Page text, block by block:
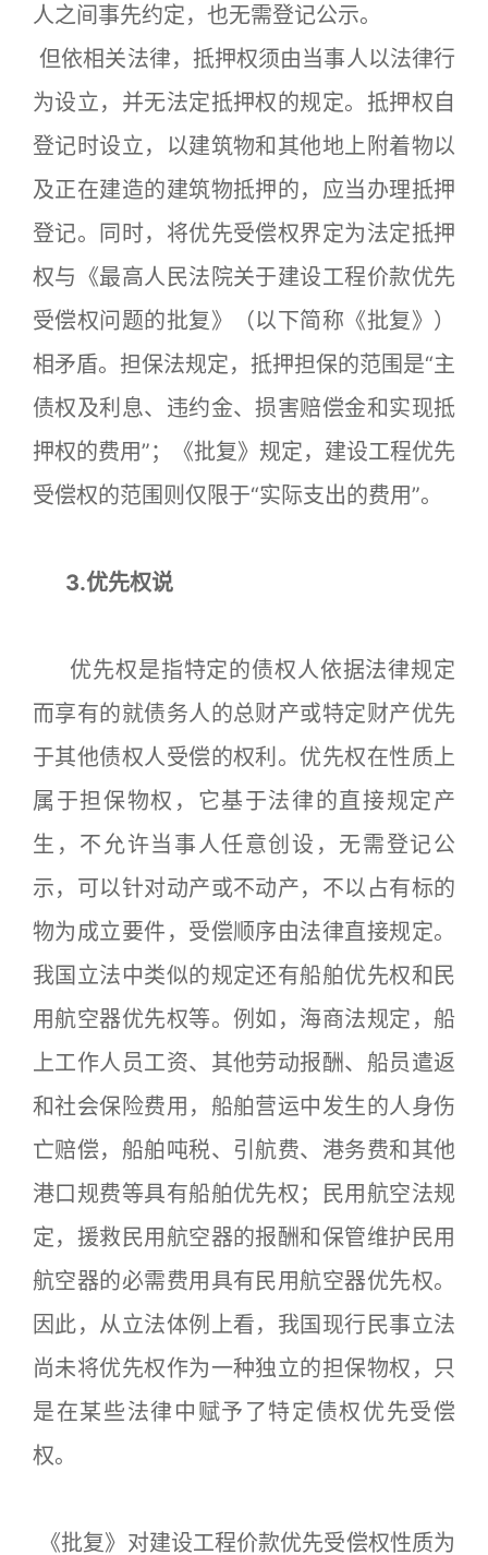
人之间事先约定，也无需登记公示。
但依相关法律，抵押权须由当事人以法律行
为设立，并无法定抵押权的规定。抵押权自
登记时设立，以建筑物和其他地上附着物以
及正在建造的建筑物抵押的，应当办理抵押
登记。同时，将优先受偿权界定为法定抵押
权与《最高人民法院关于建设工程价款优先
受偿权问题的批复》（以下简称《批复》）
相矛盾。担保法规定，抵押担保的范围是“主
债权及利息、违约金、损害赔偿金和实现抵
押权的费用”；《批复》规定，建设工程优先
受偿权的范围则仅限于“实际支出的费用”。
3.优先权说
优先权是指特定的债权人依据法律规定
而享有的就债务人的总财产或特定财产优先
于其他债权人受偿的权利。优先权在性质上
属于担保物权，它基于法律的直接规定产
生，不允许当事人任意创设，无需登记公
示，可以针对动产或不动产，不以占有标的
物为成立要件，受偿顺序由法律直接规定。
我国立法中类似的规定还有船舶优先权和民
用航空器优先权等。例如，海商法规定，船
上工作人员工资、其他劳动报酬、船员遣返
和社会保险费用，船舶营运中发生的人身伤
亡赔偿，船舶吨税、引航费、港务费和其他
港口规费等具有船舶优先权；民用航空法规
定，援救民用航空器的报酬和保管维护民用
航空器的必需费用具有民用航空器优先权。
因此，从立法体例上看，我国现行民事立法
尚未将优先权作为一种独立的担保物权，只
是在某些法律中赋予了特定债权优先受偿
权。
《批复》对建设工程价款优先受偿权性质为